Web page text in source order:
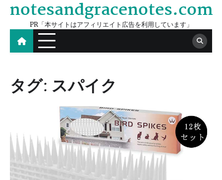
Skip
content
notesandgracenotes.com
PR「本サイトはアフィリエイト広告を利用しています」
タグ: スパイク